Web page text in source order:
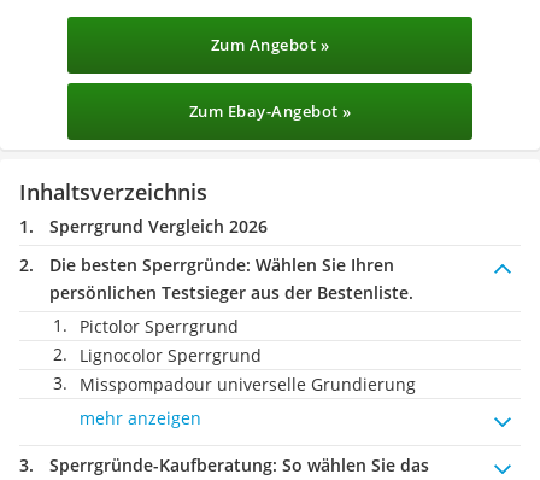
Zum Angebot »
Zum Ebay-Angebot »
Inhaltsverzeichnis
Sperrgrund Vergleich 2026
Die besten Sperrgründe: Wählen Sie Ihren
persönlichen Testsieger aus der Bestenliste.
Pictolor Sperrgrund
Lignocolor Sperrgrund
Misspompadour universelle Grundierung
mehr anzeigen
Sperrgründe-Kaufberatung: So wählen Sie das